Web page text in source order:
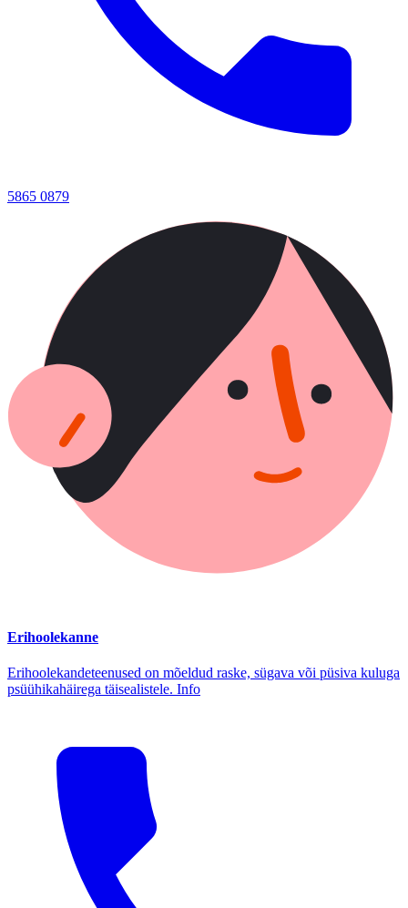
5865 0879
Erihoolekanne
Erihoolekandeteenused on mõeldud raske, sügava või püsiva kuluga
psüühikahäirega täisealistele. Info